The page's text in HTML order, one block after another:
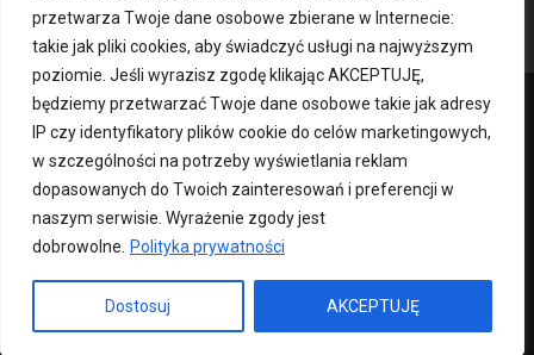
przetwarza Twoje dane osobowe zbierane w Internecie:
takie jak pliki cookies, aby świadczyć usługi na najwyższym
poziomie. Jeśli wyrazisz zgodę klikając AKCEPTUJĘ,
będziemy przetwarzać Twoje dane osobowe takie jak adresy
IP czy identyfikatory plików cookie do celów marketingowych,
w szczególności na potrzeby wyświetlania reklam
dopasowanych do Twoich zainteresowań i preferencji w
naszym serwisie. Wyrażenie zgody jest
dobrowolne.
Polityka prywatności
Dostosuj AKCEPTUJĘ
Kontakt O nas Patronat medialny